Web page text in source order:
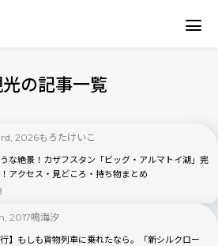
の記事一覧
2026もろたけいこ
な絶景！カザフスタン「ビッグ・アルマトイ湖」完
アクセス・見どころ・持ち物まとめ
2017鳴海汐
行】もしも貨物列車に乗れたなら。「新シルクロー